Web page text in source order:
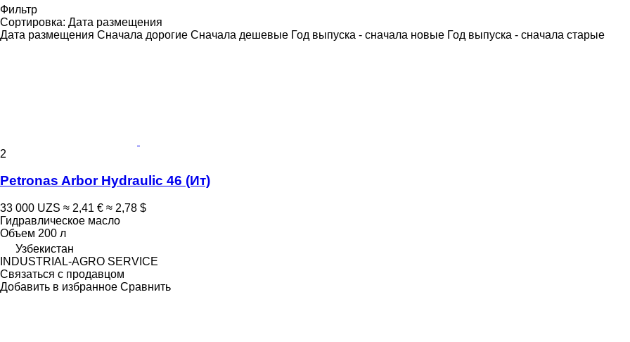
Фильтр
Сортировка: Дата размещения
Дата размещения Сначала дорогие Сначала дешевые Год выпуска - сначала новые Год выпуска - сначала старые
2
Petronas Arbor Hydraulic 46 (Ит)
33 000 UZS ≈ 2,41 € ≈ 2,78 $
Гидравлическое масло
Объем 200 л
Узбекистан
INDUSTRIAL-AGRO SERVICE
Связаться с продавцом
Добавить в избранное Сравнить